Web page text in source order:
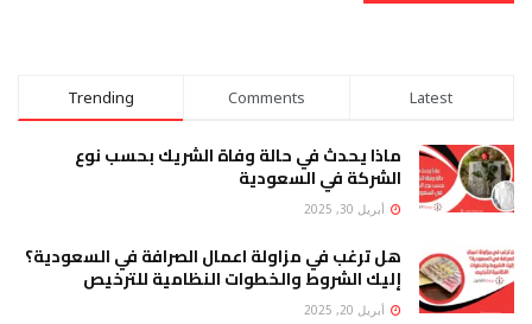
Trending Comments Latest
ماذا يحدث في حالة وفاة الشريك بحسب نوع
الشركة في السعودية
أبريل 30, 2025
هل ترغب في مزاولة اعمال الصرافة في السعودية؟
إليك الشروط والخطوات النظامية للترخيص
أبريل 20, 2025